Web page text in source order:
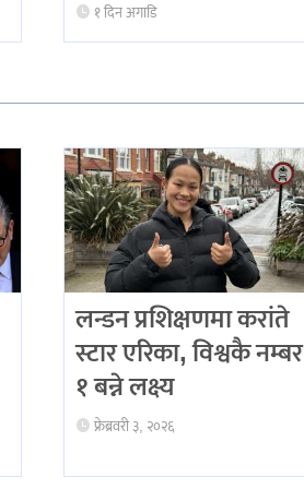
१ दिन अगाडि
लन्डन प्रशिक्षणमा करांते
स्टार एरिका, विश्वकै नम्बर
१ बन्ने लक्ष्य
फ्रेब्रवरी ३, २०२६